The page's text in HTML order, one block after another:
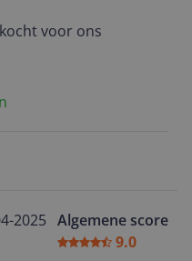
voor ons
2025 Algemene score
9.0